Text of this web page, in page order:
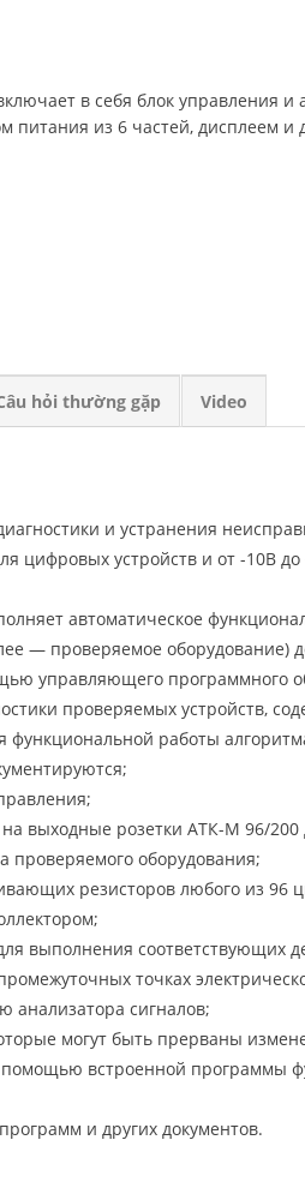
в себя блок управления
питания из 6 частей, дисплеем и
hỏi thường gặp Video
и устранения
цифровых устройств и от -10В
автоматическое
— проверяемое оборудование)
управляющего программного
проверяемых устройств,
функциональной работы
выходные розетки АТК-М 96/
проверяемого оборудования;
резисторов любого из
выполнения соответствующих
точках
анализатора сигналов;
могут быть прерваны
встроенной программы
и других документов.